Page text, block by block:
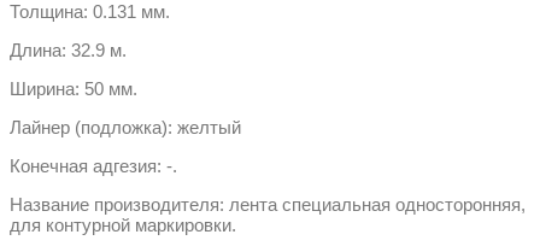
Толщина: 0.131 мм.
Длина: 32.9 м.
Ширина: 50 мм.
Лайнер (подложка): желтый
Конечная адгезия: -.
Название производителя: лента специальная односторонняя,
для контурной маркировки.